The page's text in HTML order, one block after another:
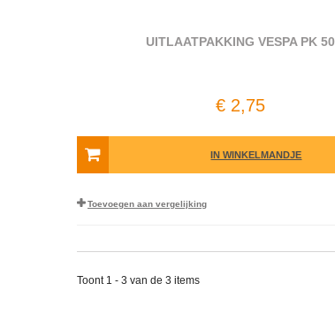
UITLAATPAKKING VESPA PK 50
€ 2,75
IN WINKELMANDJE
Toevoegen aan vergelijking
Toont 1 - 3 van de 3 items